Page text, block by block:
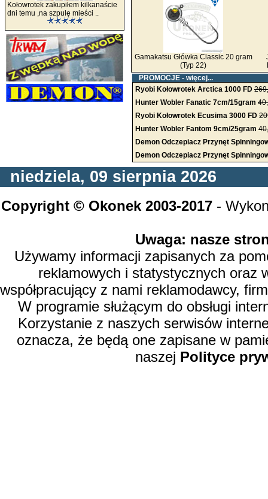
Kołowrotek zakupiłem kilkanaście
dni temu ,na szpulę mieści ..
Gamakatsu Główka Classic 20 gram
(Typ 22)
PROMOCJE - więcej...
Ryobi Kołowrotek Arctica 1000 FD
Hunter Wobler Fanatic 7cm/15gram
Ryobi Kołowrotek Ecusima 3000 FD
Hunter Wobler Fantom 9cm/25gram
Demon Odczepiacz Przynęt
Demon Odczepiacz Przynęt
niedziela, 09 sierpnia 2026
Copyright © Okonek 2003-2017-
Uwaga: nasze
Używamy informacji zapisanych za
reklamowych i statystycznych oraz
współpracujący z nami reklamodawcy,
W programie służącym do obsługi
Korzystanie z naszych serwisów
oznacza, że będą one zapisane w
naszej Polityce